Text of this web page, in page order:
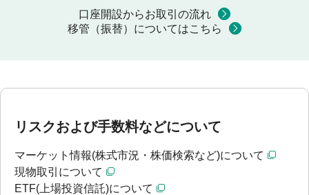
口座開設からお取引の流れ
移管（振替）についてはこちら
リスクおよび手数料などについて
マーケット情報(株式市況・株価検索など)について
現物取引について
ETF(上場投資信託)について